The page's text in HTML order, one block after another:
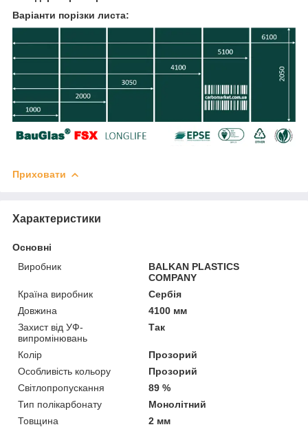
Варіанти порізки листа:
Приховати
Характеристики
Основні
Виробник
BALKAN PLASTICS
COMPANY
Країна виробник
Сербія
Довжина
4100 мм
Захист від УФ-
випромінювань
Так
Колір
Прозорий
Особливість кольору
Прозорий
Світлопропускання
89 %
Тип полікарбонату
Монолітний
Товщина
2 мм